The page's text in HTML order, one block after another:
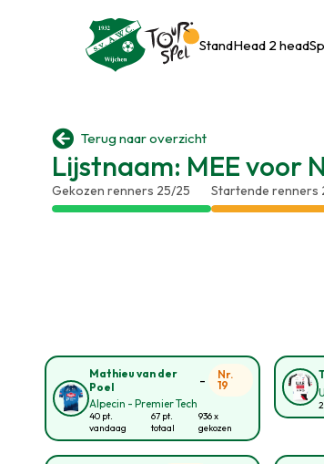
StandHead 2 head
 Terug naar overzicht
Lijstnaam: MEE voor
Gekozen renners 25/25 Startende renners
Mathieu van der
Poel
-
Nr.
19
Alpecin - Premier Tech
40 pt.
vandaag
67 pt.
totaal
936 x
gekozen